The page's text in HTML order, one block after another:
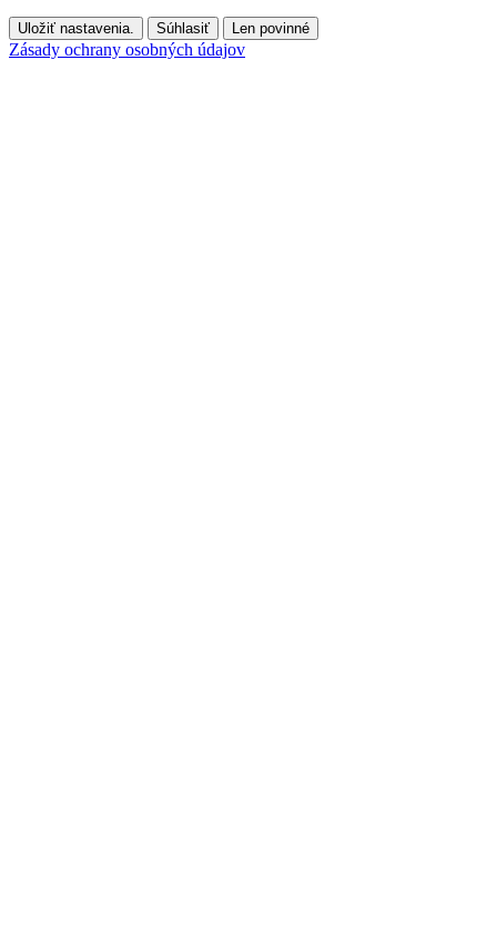
Uložiť nastavenia. Súhlasiť Len povinné
Zásady ochrany osobných údajov